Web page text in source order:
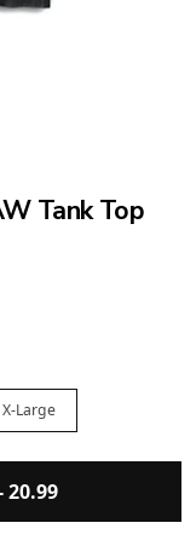
Tank Top
X-Large
20.99